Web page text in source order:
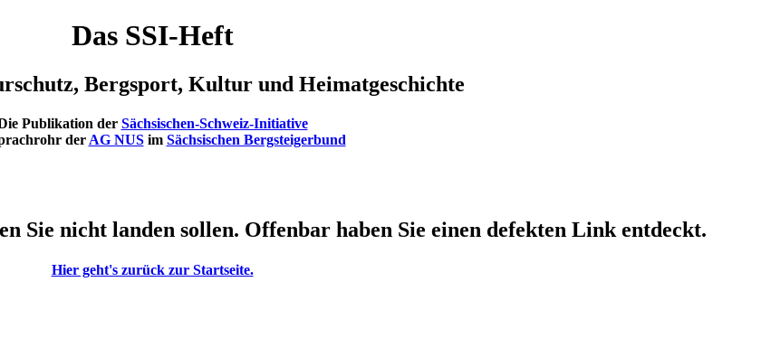
Das SSI-Heft
Bergsport, Kultur und Heimatgeschichte
Publikation der Sächsischen-Schweiz-Initiative
der AG NUSim Sächsischen Bergsteigerbund
Sie nicht landen sollen. Offenbar haben Sie einen defekten Link entdeckt.
Hier geht's zurück zur Startseite.